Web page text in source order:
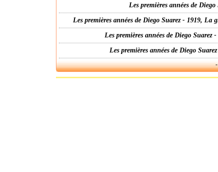
Les premières années de
Les premières années de Diego Suarez - 1919,
Les premières années de Diego
Les premières années de Diego